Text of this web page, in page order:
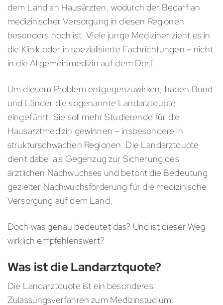
dem Land an Hausärzten, wodurch der Bedarf an
medizinischer Versorgung in diesen Regionen
besonders hoch ist. Viele junge Mediziner zieht es in
die Klinik oder in spezialisierte Fachrichtungen – nicht
in die Allgemeinmedizin auf dem Dorf.
Um diesem Problem entgegenzuwirken, haben Bund
und Länder die sogenannte Landarztquote
eingeführt. Sie soll mehr Studierende für die
Hausarztmedizin gewinnen – insbesondere in
strukturschwachen Regionen. Die Landarztquote
dient dabei als Gegenzug zur Sicherung des
ärztlichen Nachwuchses und betont die Bedeutung
gezielter Nachwuchsförderung für die medizinische
Versorgung auf dem Land.
Doch was genau bedeutet das? Und ist dieser Weg
wirklich empfehlenswert?
Was ist die Landarztquote?
Die Landarztquote ist ein besonderes
Zulassungsverfahren zum Medizinstudium.